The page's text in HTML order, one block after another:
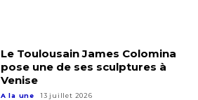
Le Toulousain James Colomina
pose une de ses sculptures à
Venise
A la une 13 juillet 2026